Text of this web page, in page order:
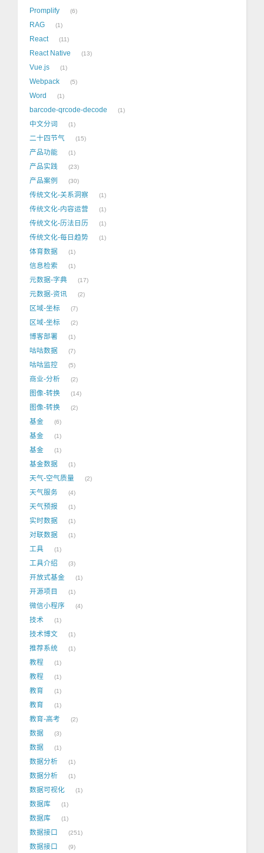
Promplify 6
RAG 1
React 11
React Native 13
Vue.js 1
Webpack 5
Word 1
barcode-qrcode-decode 1
中文分词 1
二十四节气 15
产品功能 1
产品实践 23
产品案例 30
传统文化-关系洞察 1
传统文化-内容运营 1
传统文化-历法日历 1
传统文化-每日趋势 1
体育数据 1
信息检索 1
元数据-字典 17
元数据-资讯 2
区域-坐标 7
区域-坐标 2
博客部署 1
咕咕数据 7
咕咕监控 5
商业-分析 2
图像-转换 14
图像-转换 2
基金 6
基金 1
基金 1
基金数据 1
天气-空气质量 2
天气服务 4
天气预报 1
实时数据 1
对联数据 1
工具 1
工具介绍 3
开放式基金 1
开源项目 1
微信小程序 4
技术 1
技术博文 1
推荐系统 1
教程 1
教程 1
教育 1
教育 1
教育-高考 2
数据 3
数据 1
数据分析 1
数据分析 1
数据可视化 1
数据库 1
数据库 1
数据接口 251
数据接口 9